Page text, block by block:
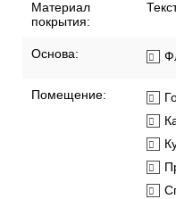
Материал
покрытия:
Основа:
Помещение: